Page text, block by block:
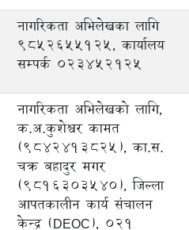
नागरिकता अभिलेखका लागि
9852655125, कार्यालय
सम्पर्क ०२३४५२१२५
नागरिकता अभिलेखको लागि,
क.अ.कुशेश्वर कामत
(9842413825), का.स.
चक्र बहादुर मगर
(9816303540), जिल्ला
आपतकालीन कार्य संचालन
केन्द्र (DEOC), 021